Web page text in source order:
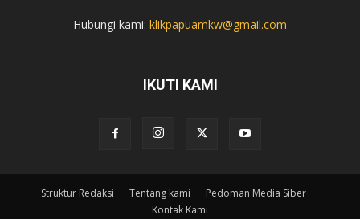
Hubungi kami: klikpapuamkw@gmail.com
IKUTI KAMI
Struktur Redaksi Tentang kami
Pedoman Media Siber
Kontak Kami